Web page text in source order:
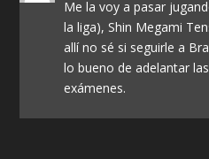
Me la voy a pasar
la liga), Shin Megami
allí no sé si seguirle a
lo bueno de adelantar
exámenes.